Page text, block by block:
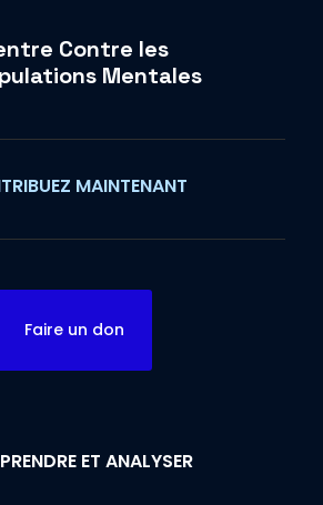
Contre les
Mentales
MAINTENANT
Faire un don
ET ANALYSER